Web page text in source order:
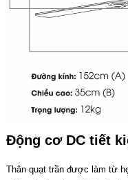
Động cơ DC tiết
Thân quạt trần được làm từ